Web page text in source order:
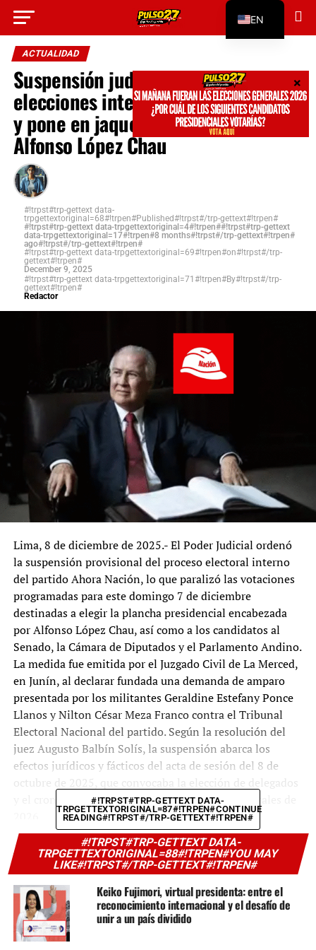
ACTUALIDAD
Suspensión judicial paraliza
elecciones internas de Ahora Nación
y pone en jaque candidatura de
Alfonso López Chau
#!trpst#trp-gettext data-
trpgettextoriginal=68#!trpen#Published#!trpst#/trp-gettext#!trpen#
#!trpst#trp-gettext data-trpgettextoriginal=4#!trpen##!trpst#trp-gettext
data-trpgettextoriginal=17#!trpen#8 months#!trpst#/trp-gettext#!trpen#
ago#!trpst#/trp-gettext#!trpen#
#!trpst#trp-gettext data-trpgettextoriginal=69#!trpen#on#!trpst#/trp-
gettext#!trpen#
December 9, 2025
#!trpst#trp-gettext data-trpgettextoriginal=71#!trpen#By#!trpst#/trp-
gettext#!trpen#
Redactor
Lima, 8 de diciembre de 2025.- El Poder Judicial ordenó
la suspensión provisional del proceso electoral interno
del partido Ahora Nación, lo que paralizó las votaciones
programadas para este domingo 7 de diciembre
destinadas a elegir la plancha presidencial encabezada
por Alfonso López Chau, así como a los candidatos al
Senado, la Cámara de Diputados y el Parlamento Andino.
La medida fue emitida por el Juzgado Civil de La Merced,
en Junín, al declarar fundada una demanda de amparo
presentada por los militantes Geraldine Estefany Ponce
Llanos y Nilton César Meza Franco contra el Tribunal
Electoral Nacional del partido. Según la resolución del
juez Augusto Balbín Solís, la suspensión abarca los
efectos jurídicos y fácticos del acta de sesión del 8 de
octubre de 2025, que convocaba la elección de delegados
y el cronograma general para las elecciones generales de
Los demandantes alegaron irregularidades graves en el
procedimiento, como la falta de publicación oportuna de
la convocatoria y el cronograma electoral, lo que les
impidió presentar listas alternativas o formular tachas
contra otras postulaciones. Además, denunciaron que el
proceso no fue comunicado al Jurado Nacional de
#!TRPST#TRP-GETTEXT DATA-
TRPGETTEXTORIGINAL=87#!TRPEN#CONTINUE
READING#!TRPST#/TRP-GETTEXT#!TRPEN#
#!TRPST#TRP-GETTEXT DATA-
TRPGETTEXTORIGINAL=88#!TRPEN#YOU MAY
LIKE#!TRPST#/TRP-GETTEXT#!TRPEN#
Keiko Fujimori, virtual presidenta: entre el
reconocimiento internacional y el desafío de
unir a un país dividido
#!trpst#trp-gettext data-
trpgettextoriginal=312#!trpen#Go to mobile
version#!trpst#/trp-gettext#!trpen#
EN
ES